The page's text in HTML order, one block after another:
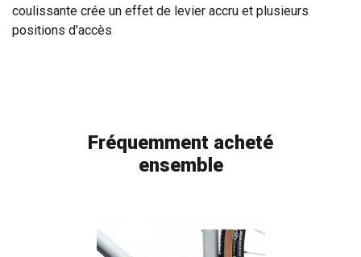
coulissante crée un effet de levier accru et plusieurs
positions d'accès
Fréquemment acheté
ensemble